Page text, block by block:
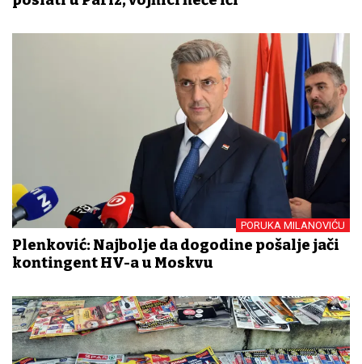
PORUKA MILANOVIĆU
Plenković: Najbolje da dogodine pošalje jači
kontingent HV-a u Moskvu